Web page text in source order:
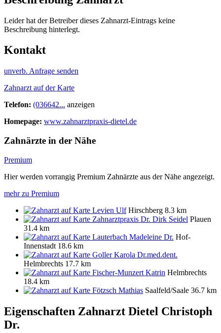
Leider hat der Betreiber dieses Zahnarzt-Eintrags keine
Beschreibung hinterlegt.
Kontakt
unverb. Anfrage senden
Zahnarzt auf der Karte
Telefon: (036642... anzeigen
Homepage: www.zahnarztpraxis-dietel.de
Zahnärzte in der Nähe
Premium
Hier werden vorrangig Premium Zahnärzte aus der Nähe angezeigt.
mehr zu Premium
Levien Ulf Hirschberg 8.3 km
Zahnarztpraxis Dr. Dirk Seidel Plauen
31.4 km
Lauterbach Madeleine Dr. Hof-
Innenstadt 18.6 km
Goller Karola Dr.med.dent.
Helmbrechts 17.7 km
Fischer-Munzert Katrin Helmbrechts
18.4 km
Fötzsch Mathias Saalfeld/Saale 36.7 km
Eigenschaften Zahnarzt Dietel Christoph
Dr.